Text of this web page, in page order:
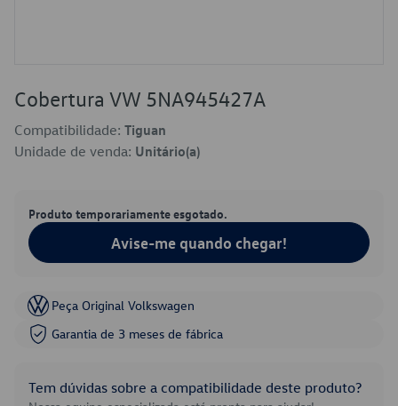
Cobertura VW 5NA945427A
Compatibilidade: Tiguan
Unidade de venda: Unitário(a)
Produto temporariamente esgotado.
Avise-me quando chegar!
Peça Original Volkswagen
Garantia de 3 meses de fábrica
Tem dúvidas sobre a compatibilidade deste produto?